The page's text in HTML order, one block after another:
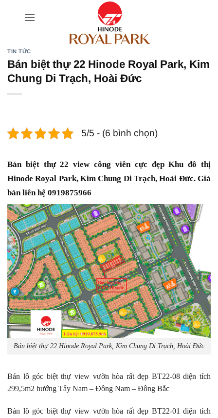
TIN TỨC
Bán biệt thự 22 Hinode Royal Park, Kim
Chung Di Trạch, Hoài Đức
5/5 - (6 bình chọn)
Bán biệt thự 22 view công viên cực đẹp Khu đô thị
Hinode Royal Park, Kim Chung Di Trạch, Hoài Đức. Giá
bán liên hệ 0919875966
Bán biệt thự 22 Hinode Royal Park, Kim Chung Di Trạch, Hoài Đức
Bán lô góc biệt thự view vườn hòa rất đẹp BT22-08 diện tích
299,5m2 hướng Tây Nam – Đông Nam – Đông Bắc
Bán lô góc biệt thự view vườn hòa rất đẹp BT22-01 diện tích